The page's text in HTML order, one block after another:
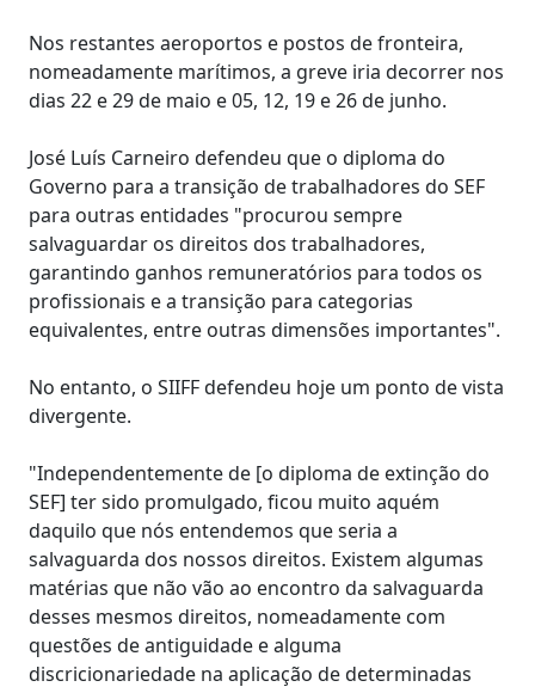
Nos restantes aeroportos e postos de fronteira,
nomeadamente marítimos, a greve iria decorrer nos
dias 22 e 29 de maio e 05, 12, 19 e 26 de junho.
José Luís Carneiro defendeu que o diploma do
Governo para a transição de trabalhadores do SEF
para outras entidades "procurou sempre
salvaguardar os direitos dos trabalhadores,
garantindo ganhos remuneratórios para todos os
profissionais e a transição para categorias
equivalentes, entre outras dimensões importantes".
No entanto, o SIIFF defendeu hoje um ponto de vista
divergente.
"Independentemente de [o diploma de extinção do
SEF] ter sido promulgado, ficou muito aquém
daquilo que nós entendemos que seria a
salvaguarda dos nossos direitos. Existem algumas
matérias que não vão ao encontro da salvaguarda
desses mesmos direitos, nomeadamente com
questões de antiguidade e alguma
discricionariedade na aplicação de determinadas